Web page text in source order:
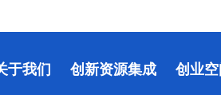
于我们 创新资源集成 创业空